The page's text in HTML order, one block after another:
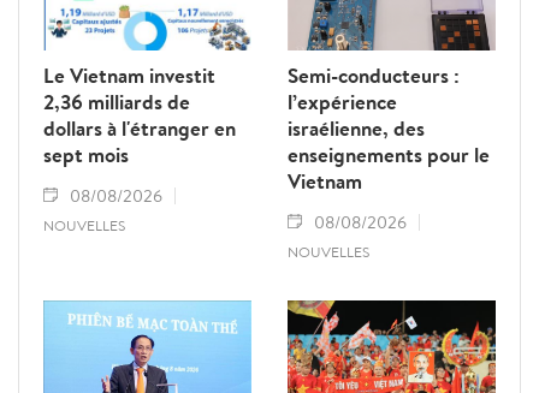
Le Vietnam investit
2,36 milliards de
dollars à l'étranger en
sept mois
08/08/2026
NOUVELLES
Semi-conducteurs :
l’expérience
israélienne, des
enseignements pour le
Vietnam
08/08/2026
NOUVELLES